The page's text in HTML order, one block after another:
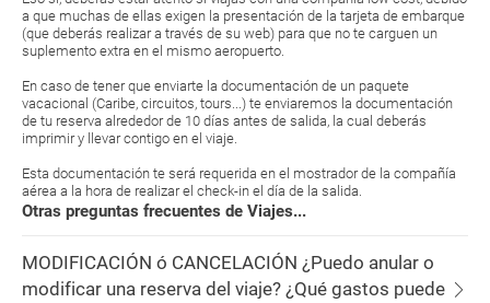
a que muchas de ellas exigen la presentación de la tarjeta de embarque
(que deberás realizar a través de su web) para que no te carguen un
suplemento extra en el mismo aeropuerto.
En caso de tener que enviarte la documentación de un paquete
vacacional (Caribe, circuitos, tours...) te enviaremos la documentación
de tu reserva alrededor de 10 días antes de salida, la cual deberás
imprimir y llevar contigo en el viaje.
Esta documentación te será requerida en el mostrador de la compañía
aérea a la hora de realizar el check-in el día de la salida.
Otras preguntas frecuentes de Viajes...
MODIFICACIÓN ó CANCELACIÓN ¿Puedo anular o
modificar una reserva del viaje? ¿Qué gastos puede